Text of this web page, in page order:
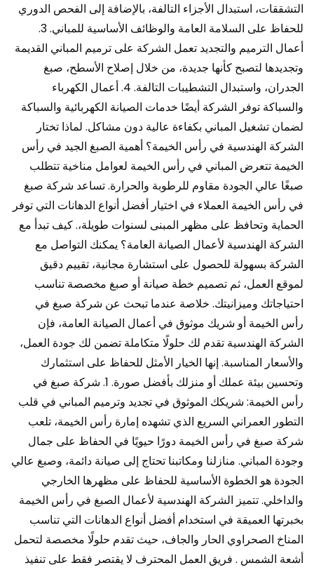
التشققات، استبدال الأجزاء التالفة، بالإضافة إلى الفحص الدوري
للحفاظ على السلامة العامة والوظائف الأساسية للمباني. 3.
أعمال الترميم والتجديد تعمل الشركة على ترميم المباني القديمة
وتجديدها لتصبح كأنها جديدة، من خلال إصلاح الأسطح، صبغ
الجدران، واستبدال التشطيبات التالفة. 4. أعمال الكهرباء
والسباكة توفر الشركة أيضًا خدمات الصيانة الكهربائية والسباكة
لضمان تشغيل المباني بكفاءة عالية دون مشاكل. لماذا تختار
الشركة الهندسية في رأس الخيمة؟ أهمية الصبغ الجيد في رأس
الخيمة تتعرض المباني في رأس الخيمة لعوامل مناخية تتطلب
صبغًا عالي الجودة مقاوم للرطوبة والحرارة. تساعد شركة صبغ
في رأس الخيمة العملاء في اختيار أفضل أنواع الدهانات التي توفر
الحماية وتحافظ على مظهر المبنى لسنوات طويلة،. كيف تبدأ مع
الشركة الهندسية لأعمال الصيانة العامة؟ يمكنك التواصل مع
الشركة بسهولة للحصول على استشارة مجانية، تقييم دقيق
لموقع العمل، ثم تصميم خطة صيانة أو صبغ مخصصة تناسب
احتياجاتك وميزانيتك. خلاصة عندما تبحث عن شركة صبغ في
رأس الخيمة أو شريك موثوق في أعمال الصيانة العامة، فإن
الشركة الهندسية تقدم لك حلولًا متكاملة تضمن لك جودة العمل،
والأسعار المناسبة. إنها الخيار الأمثل للحفاظ على استثمارك
وتحسين بيئة عملك أو منزلك بأفضل صورة. 1. شركة صبغ في
رأس الخيمة: شريكك الموثوق في تجديد وترميم المباني في قلب
التطور العمراني السريع الذي تشهده إمارة رأس الخيمة، تلعب
شركة صبغ في رأس الخيمة دورًا حيويًا في الحفاظ على جمال
وجودة المباني. منازلنا ومكاتبنا تحتاج إلى صيانة دائمة، وصبغ عالي
الجودة هو الخطوة الأساسية للحفاظ على مظهرها الخارجي
والداخلي. تتميز الشركة الهندسية لأعمال الصبغ في رأس الخيمة
بخبرتها العميقة في استخدام أفضل أنواع الدهانات التي تناسب
المناخ الصحراوي الحار والجاف، حيث تقدم حلولًا مخصصة لتحمل
أشعة الشمس . فريق العمل المحترف لا يقتصر فقط على تنفيذ